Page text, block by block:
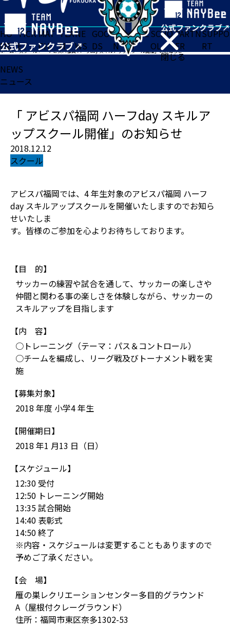
閉じる
HO
ME
TICK
ET
MAT
CH
TEA
M
NE
WS
GOO
DS
FA
N
ACADE
MY
SCHO
OL
PARTN
ER
SUPPO
RT
ホーム>スクール>「 アビスパ福岡 ハーフday スキルアップスクール開催」のお知らせ
NEWS
ニュース
「 アビスパ福岡 ハーフday スキルア
ップスクール開催」のお知らせ
2018.12.12
スクール
アビスパ福岡では、4 年生対象のアビスパ福岡 ハーフ
day スキルアップスクールを開催いたしますのでお知ら
せいたしま
す。皆様のご参加を心よりお待ちしております。
【目 的】
サッカーの練習や試合を通して、サッカーの楽しさや
仲間と関わる事の楽しさを体験しながら、サッカーの
スキルアップを目指します
【内 容】
○トレーニング（テーマ：パス＆コントロール）
○チームを編成し、リーグ戦及びトーナメント戦を実
施
【募集対象】
2018 年度 小学4 年生
【開催期日】
2018 年1 月13 日（日）
【スケジュール】
12:30 受付
12:50 トレーニング開始
13:35 試合開始
14:40 表彰式
14:50 終了
※内容・スケジュールは変更することもありますので
予めご了承ください。
【会 場】
雁の巣レクリエーションセンター多目的グラウンド
A（屋根付クレーグラウンド）
住所：福岡市東区奈多1302-53